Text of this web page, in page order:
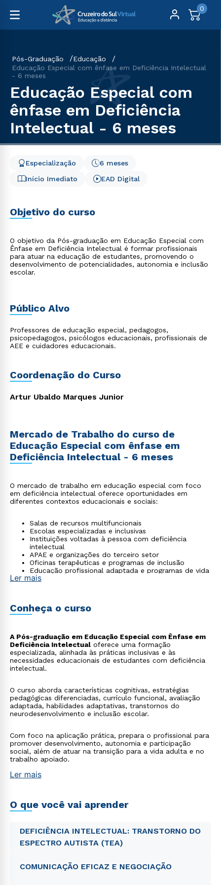
0
Pós-Graduação
Educação
Educação Especial com ênfase em Deficiência Intelectual
- 6 meses
Educação Especial com
ênfase em Deficiência
Intelectual - 6 meses
Início Imediato
6 meses
Especialização
EAD Digital
Objetivo do curso
O objetivo da Pós-graduação em Educação Especial com
Ênfase em Deficiência Intelectual é formar profissionais
para atuar na educação de estudantes, promovendo o
desenvolvimento de potencialidades, autonomia e inclusão
escolar.
Público Alvo
Professores de educação especial, pedagogos,
psicopedagogos, psicólogos educacionais, profissionais de
AEE e cuidadores educacionais.
Coordenação do Curso
Artur Ubaldo Marques Junior
Mercado de Trabalho do curso de
Educação Especial com ênfase em
Deficiência Intelectual - 6 meses
O mercado de trabalho em educação especial com foco
em deficiência intelectual oferece oportunidades em
diferentes contextos educacionais e sociais:
Salas de recursos multifuncionais
Escolas especializadas e inclusivas
Instituições voltadas à pessoa com deficiência
intelectual
APAE e organizações do terceiro setor
Oficinas terapêuticas e programas de inclusão
Educação profissional adaptada e programas de vida
independente
Ler mais
Conheça o curso
A Pós-graduação em Educação Especial com Ênfase em
Deficiência Intelectual oferece uma formação
especializada, alinhada às práticas inclusivas e às
necessidades educacionais de estudantes com deficiência
intelectual.
O curso aborda características cognitivas, estratégias
pedagógicas diferenciadas, currículo funcional, avaliação
adaptada, habilidades adaptativas, transtornos do
neurodesenvolvimento e inclusão escolar.
Com foco na aplicação prática, prepara o profissional para
promover desenvolvimento, autonomia e participação
social, além de atuar na transição para a vida adulta e no
trabalho apoiado.
Ler mais
O que você vai aprender
DEFICIÊNCIA INTELECTUAL: TRANSTORNO DO
ESPECTRO AUTISTA (TEA)
COMUNICAÇÃO EFICAZ E NEGOCIAÇÃO